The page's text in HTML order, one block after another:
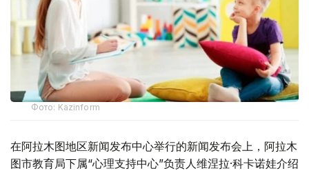
Фото: Kazinform
在阿拉木图地区新闻发布中心举行的新闻发布会上，阿拉木
图市教育局下属“心理支持中心”负责人维涅拉·科卡诺娃介绍